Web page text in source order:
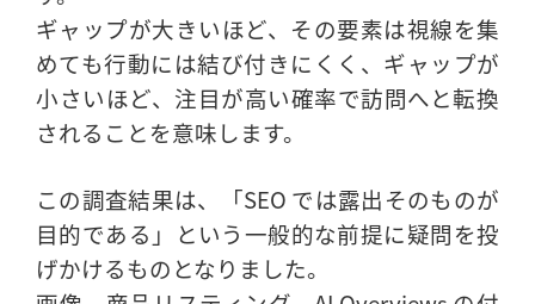
ギャップが大きいほど、その要素は視線を集
めても行動には結び付きにくく、ギャップが
小さいほど、注目が高い確率で訪問へと転換
されることを意味します。
この調査結果は、「SEO では露出そのものが
目的である」という一般的な前提に疑問を投
げかけるものとなりました。